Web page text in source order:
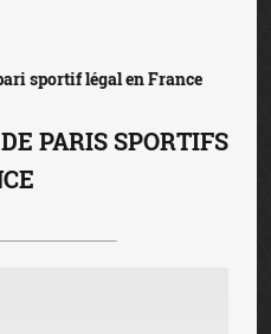
sportif légal en France
PARIS SPORTIFS